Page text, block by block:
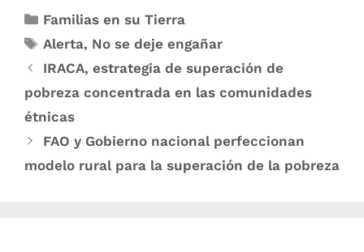
Familias en su Tierra
Alerta, No se deje engañar
IRACA, estrateg​​ia de superación de
pobreza concentrada en las comunidades
étnicas
FAO y Gobierno nacional perfeccionan ​
modelo rural para la superación de la pobreza